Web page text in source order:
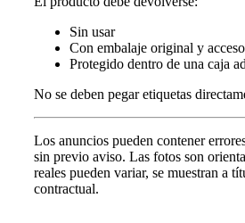
Sin usar
Con embalaje original y
Protegido dentro de una caja
No se deben pegar etiquetas
Los anuncios pueden contener
sin previo aviso. Las fotos son
reales pueden variar, se muestran a
contractual.